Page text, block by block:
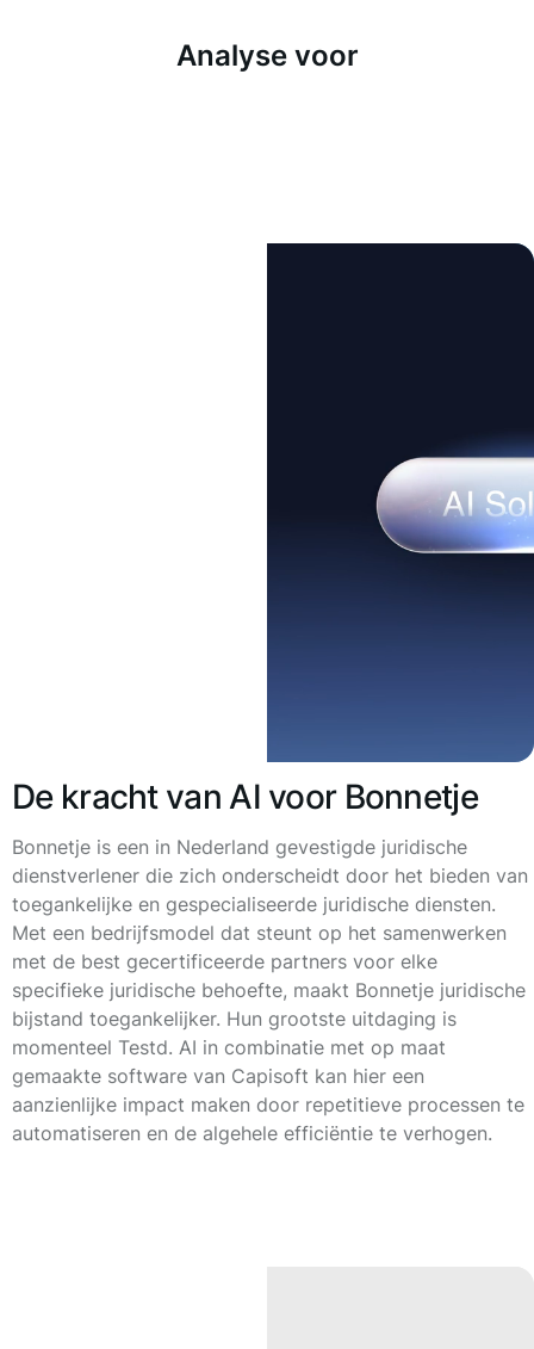
Analyse voor
De kracht van AI voor Bonnetje
Bonnetje is een in Nederland gevestigde juridische
dienstverlener die zich onderscheidt door het bieden van
toegankelijke en gespecialiseerde juridische diensten.
Met een bedrijfsmodel dat steunt op het samenwerken
met de best gecertificeerde partners voor elke
specifieke juridische behoefte, maakt Bonnetje juridische
bijstand toegankelijker. Hun grootste uitdaging is
momenteel Testd. AI in combinatie met op maat
gemaakte software van Capisoft kan hier een
aanzienlijke impact maken door repetitieve processen te
automatiseren en de algehele efficiëntie te verhogen.